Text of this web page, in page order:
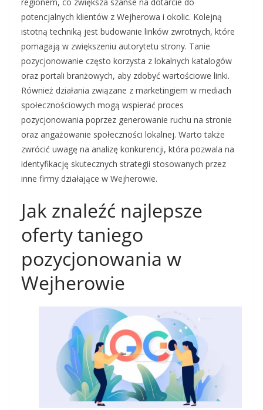
potencjalnych klientów z Wejherowa i okolic. Kolejną
istotną techniką jest budowanie linków zwrotnych, które
pomagają w zwiększeniu autorytetu strony. Tanie
pozycjonowanie często korzysta z lokalnych katalogów
oraz portali branżowych, aby zdobyć wartościowe linki.
Również działania związane z marketingiem w mediach
społecznościowych mogą wspierać proces
pozycjonowania poprzez generowanie ruchu na stronie
oraz angażowanie społeczności lokalnej. Warto także
zwrócić uwagę na analizę konkurencji, która pozwala na
identyfikację skutecznych strategii stosowanych przez
inne firmy działające w Wejherowie.
Jak znaleźć najlepsze
oferty taniego
pozycjonowania w
Wejherowie